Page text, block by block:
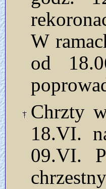
W
od
Chrzty
18.VI.
09.VI.